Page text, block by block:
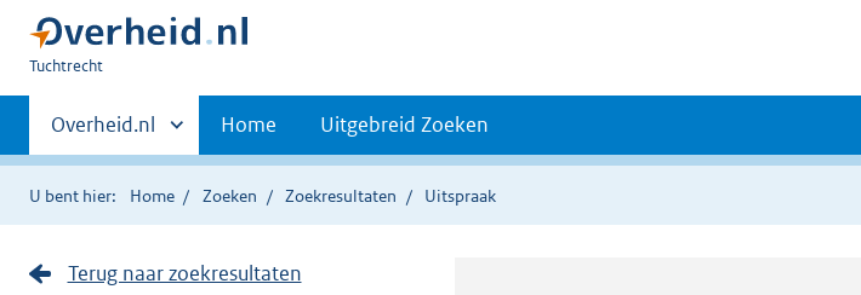
U
hier:
Tuchtrecht
Primaire
navigatie
Andere
sites
binnen
Overheid.nl Home Uitgebreid Zoeken
U bent hier: Home Zoeken Zoekresultaten Uitspraak
Terug naar zoekresultaten